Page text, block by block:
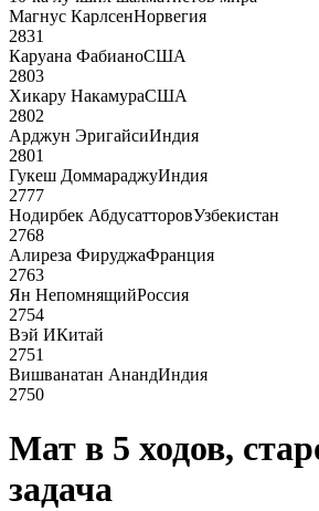
Магнус КарлсенНорвегия
2831
Каруана ФабианоСША
2803
Хикару НакамураСША
2802
Арджун ЭригайсиИндия
2801
Гукеш ДоммараджуИндия
2777
Нодирбек АбдусатторовУзбекистан
2768
Алиреза ФируджаФранция
2763
Ян НепомнящийРоссия
2754
Вэй ИКитай
2751
Вишванатан АнандИндия
2750
Мат в 5 ходов,
задача